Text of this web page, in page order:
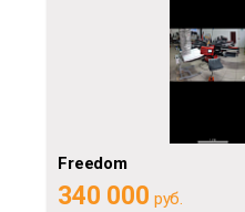
Freedom
340 000 руб.